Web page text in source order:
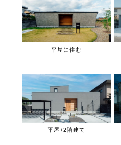
平屋に住む
平屋+2階建て